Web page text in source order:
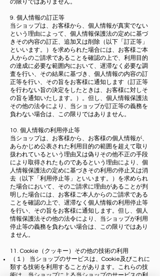
の限りではありません。
9. 個人情報の訂正等
当ショップは、お客様から、個人情報が真実でない
という理由によって、個人情報保護法の定めに基づ
きその内容の訂正、追加又は削除（以下「訂正等」
といいます。）を求められた場合には、お客様ご本
人からのご請求であることを確認の上で、利用目的
の達成に必要な範囲内において、遅滞なく必要な調
査を行い、その結果に基づき、個人情報の内容の訂
正等を行い、その旨をお客様に通知します（訂正等
を行わない旨の決定をしたときは、お客様に対しそ
の旨を通知いたします。）。但し、個人情報保護法
その他の法令により、当ショップが訂正等の義務を
負わない場合は、この限りではありません。
10. 個人情報の利用停止等
当ショップは、お客様から、お客様の個人情報が、
あらかじめ公表された利用目的の範囲を超えて取り
扱われているという理由又は偽りその他不正の手段
により取得されたものであるという理由により、個
人情報保護法の定めに基づきその利用の停止又は消
去（以下「利用停止等」といいます。）を求められ
た場合において、そのご請求に理由があることが判
明した場合には、お客様ご本人からのご請求である
ことを確認の上で、遅滞なく個人情報の利用停止等
を行い、その旨をお客様に通知します。但し、個人
情報保護法その他の法令により、当ショップが利用
停止等の義務を負わない場合は、この限りではあり
ません。
11. Cookie（クッキー）その他の技術の利用
（１） 当ショップのサービスは、Cookie及びこれに
類する技術を利用することがあります。これらの技
術は、当ショップによる当ショップのサービスの利